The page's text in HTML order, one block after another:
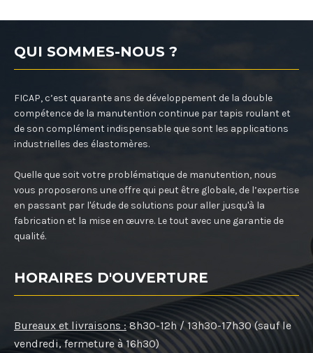
QUI SOMMES-NOUS ?
FICAP, c’est quarante ans de développement de la double
compétence de la manutention continue par tapis roulant et
de son complément indispensable que sont les applications
industrielles des élastomères.
Quelle que soit votre problématique de manutention, nous
vous proposerons une offre qui peut être globale, de l’expertise
en passant par l'étude de solutions pour aller jusqu'à la
fabrication et la mise en œuvre. Le tout avec une garantie de
qualité.
HORAIRES D'OUVERTURE
Bureaux et livraisons : 8h30-12h / 13h30-17h30 (sauf le
vendredi, fermeture à 16h30)